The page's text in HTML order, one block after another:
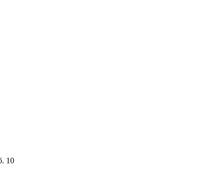
10